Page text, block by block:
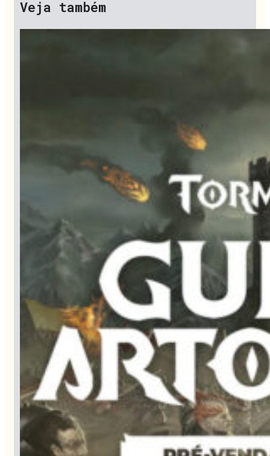
Veja também